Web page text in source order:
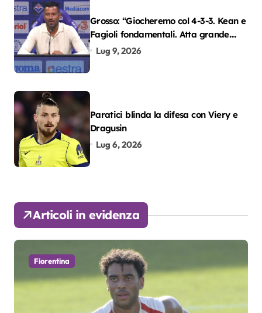
Grosso: “Giocheremo col 4-3-3. Kean e
Fagioli fondamentali. Atta grande
colpo”
Lug 9, 2026
Paratici blinda la difesa con Viery e
Dragusin
Lug 6, 2026
Articoli in evidenza
Fiorentina